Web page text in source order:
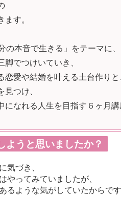
す。
の本音で生きる」をテーマに、
でつけいていき、
愛や結婚を叶える土台作りと
つけ、
なれる人生を目指す６ヶ月
ようと思いましたか？
気づき、
やってみていましたが、
るような気がしていたからです